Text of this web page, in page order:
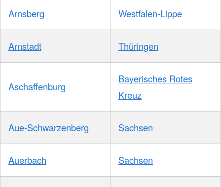
Arnsberg Westfalen-Lippe
Arnstadt Thüringen
Aschaffenburg
Bayerisches Rotes
Kreuz
Aue-Schwarzenberg Sachsen
Auerbach Sachsen